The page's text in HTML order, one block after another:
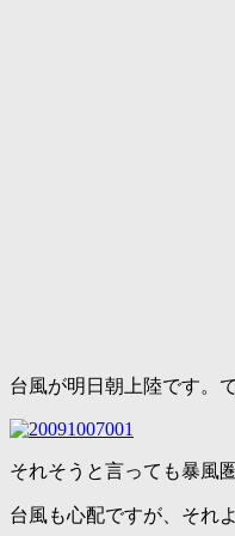
台風が明日朝上陸です。
それそうと言っても暴風
台風も心配ですが、それ